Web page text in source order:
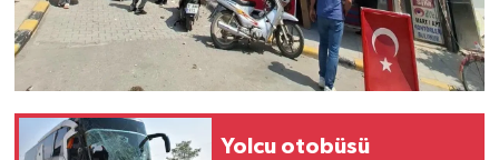
Yolcu otobüsü